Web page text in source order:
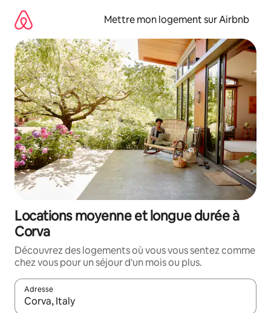
directement
contenu
Mettre mon logement sur Airbnb
Locations moyenne et longue durée à
Corva
Découvrez des logements où vous vous sentez comme
chez vous pour un séjour d'un mois ou plus.
Adresse
Lorsque les résultats s'affichent, utilisez les flèches vers le